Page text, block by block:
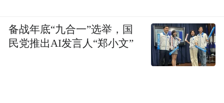
备战年底“九合一”选举，国
民党推出AI发言人“郑小文”